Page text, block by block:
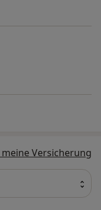
Versicherung